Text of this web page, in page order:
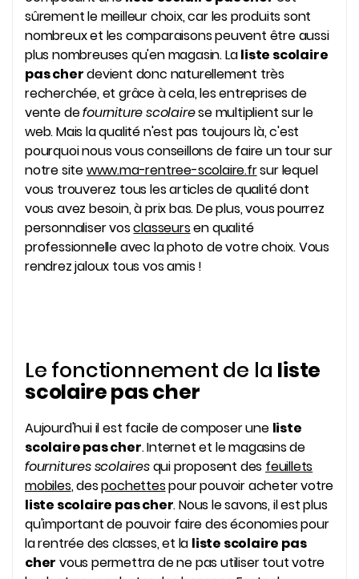
sûrement le meilleur choix, car les produits sont
nombreux et les comparaisons peuvent être aussi
plus nombreuses qu'en magasin. Laliste scolaire
pas cherdevient donc naturellement très
recherchée, et grâce à cela, les entreprises de
vente defourniture scolairese multiplient sur le
web. Mais la qualité n'est pas toujours là, c'est
pourquoi nous vous conseillons de faire un tour sur
notre sitewww.ma-rentree-scolaire.frsur lequel
vous trouverez tous les articles de qualité dont
vous avez besoin, à prix bas. De plus, vous pourrez
personnaliser vosclasseursen qualité
professionnelle avec la photo de votre choix. Vous
rendrez jaloux tous vos amis !
Le fonctionnement de la liste
scolaire pas cher
Aujourd'hui il est facile de composer une liste
scolaire pas cher. Internet et le magasins de
fournitures scolairesqui proposent des feuillets
mobiles, despochettespour pouvoir acheter votre
liste scolaire pas cher. Nous le savons, il est plus
qu'important de pouvoir faire des économies pour
la rentrée des classes, et la liste scolaire pas
cher vous permettra de ne pas utiliser tout votre